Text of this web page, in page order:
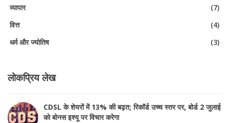
व्यापार
(7)
वित्त
(4)
धर्म और ज्योतिष
(3)
लोकप्रिय लेख
CDSL के शेयरों में 13% की बढ़त; रिकॉर्ड उच्च स्तर पर, बोर्ड 2 जुलाई
को बोनस इश्यू पर विचार करेगा